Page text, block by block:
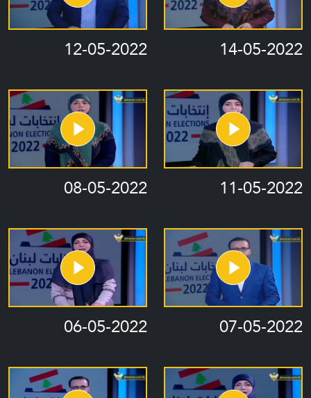
14-05-2022
12-05-2022
11-05-2022
08-05-2022
07-05-2022
06-05-2022